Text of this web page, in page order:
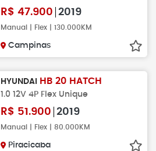
R$ 47.900 2019
Manual | Flex | 130.000KM
Campinas
HYUNDAI HB 20 HATCH
1.0 12V 4P Flex Unique
R$ 51.900 2019
Manual | Flex | 80.000KM
Piracicaba